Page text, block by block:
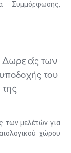
Συμμόρφωσης,
Δωρεάς των
του
των μελέτών για
χώρου